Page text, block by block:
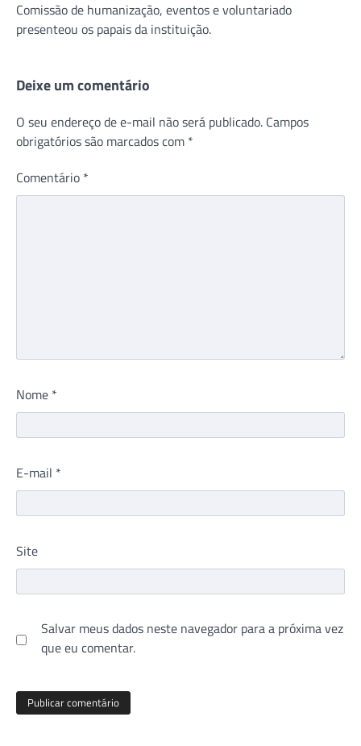
Comissão de humanização, eventos e voluntariado
presenteou os papais da instituição.
Deixe um comentário
O seu endereço de e-mail não será publicado. Campos
obrigatórios são marcados com *
Comentário *
Nome *
E-mail *
Site
Salvar meus dados neste navegador para a próxima vez
que eu comentar.